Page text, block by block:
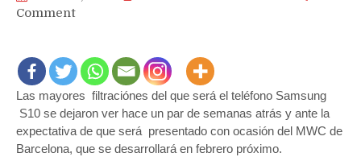
Commenton
muestra
el
agujero
que
tendrá
en
Las mayores filtraciónes del que será el teléfono Samsung
S10 se dejaron ver hace un par de semanas atrás y ante la
expectativa de que será presentado con ocasión del MWC de
Barcelona, que se desarrollará en febrero próximo.